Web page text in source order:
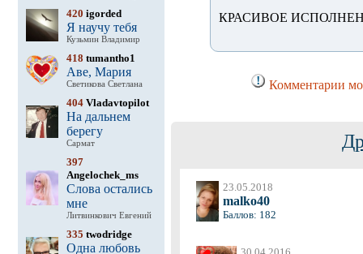
420 igorded
Я научу тебя
Кузьмин Владимир
418 tumantho1
Аве, Мария
Светикова Светлана
404Vladavtopilot
На дальнем
берегу
Сармат
397
Angelochek_ms
Слова остались
мне
Литвинкович Евгений
335 twodridge
Одна любовь
КРАСИВОЕ
Комментарии
23.05.2018
malko40
Баллов: 182